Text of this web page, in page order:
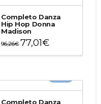
Completo Danza
Hip Hop Donna
Madison
96,26€ 77,01€
più
varianti.
Le
Completo Danza